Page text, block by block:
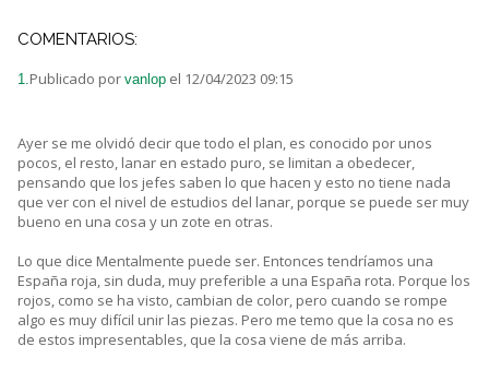
COMENTARIOS:
1.Publicado por vanlop el 12/04/2023 09:15
Ayer se me olvidó decir que todo el plan, es conocido por unos
pocos, el resto, lanar en estado puro, se limitan a obedecer,
pensando que los jefes saben lo que hacen y esto no tiene nada
que ver con el nivel de estudios del lanar, porque se puede ser muy
bueno en una cosa y un zote en otras.
Lo que dice Mentalmente puede ser. Entonces tendríamos una
España roja, sin duda, muy preferible a una España rota. Porque los
rojos, como se ha visto, cambian de color, pero cuando se rompe
algo es muy difícil unir las piezas. Pero me temo que la cosa no es
de estos impresentables, que la cosa viene de más arriba.